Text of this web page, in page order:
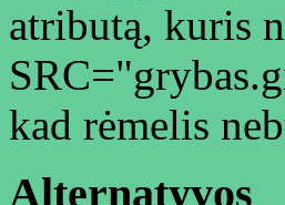
atributą, kuris
kad rėmelis
Alternatyvos